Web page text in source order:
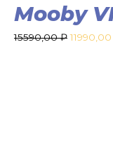
Mooby
15590,00₽ 11990,00